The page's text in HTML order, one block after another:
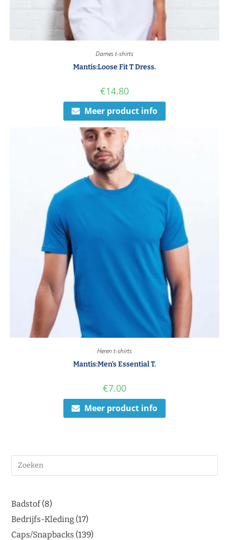
Dames t-shirts
Mantis:Loose Fit T Dress.
€14.80
Meer product info
Heren t-shirts
Mantis:Men’s Essential T.
€7.00
Meer product info
Badstof 8
Bedrijfs-Kleding 17
Caps/Snapbacks 139